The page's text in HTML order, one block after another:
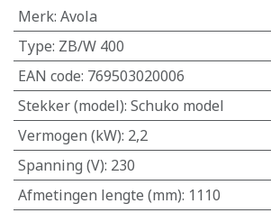
Merk: Avola
Type: ZB/W 400
EAN code: 769503020006
Stekker (model): Schuko model
Vermogen (kW): 2,2
Spanning (V): 230
Afmetingen lengte (mm): 1110